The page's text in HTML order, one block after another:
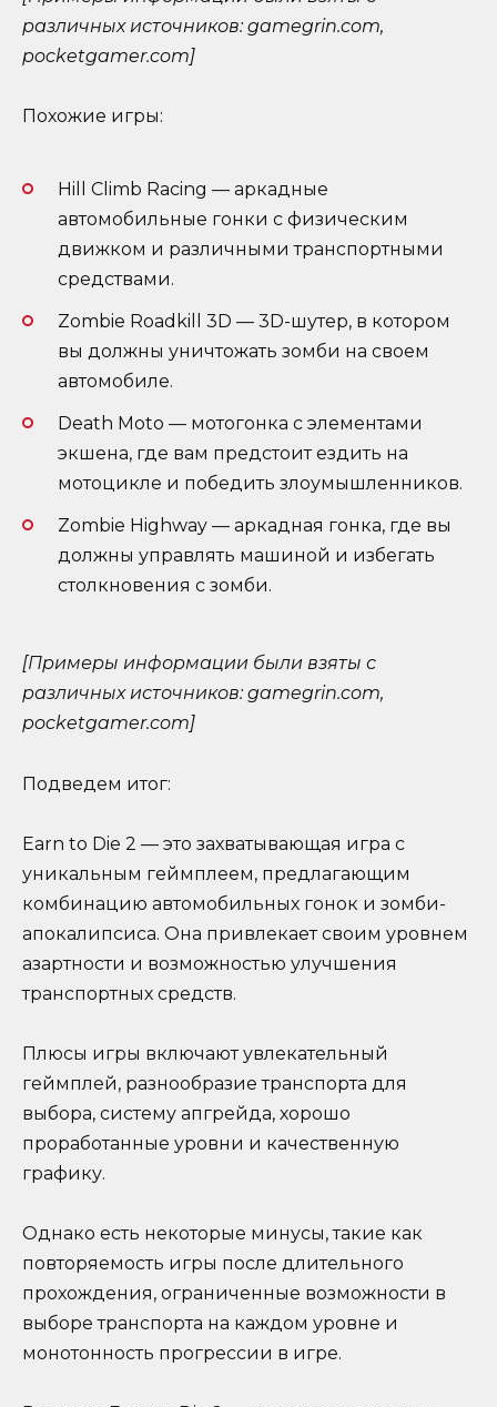
различных источников: gamegrin.com,
pocketgamer.com]
Похожие игры:
Hill Climb Racing — аркадные
автомобильные гонки с физическим
движком и различными транспортными
средствами.
Zombie Roadkill 3D — 3D-шутер, в котором
вы должны уничтожать зомби на своем
автомобиле.
Death Moto — мотогонка с элементами
экшена, где вам предстоит ездить на
мотоцикле и победить злоумышленников.
Zombie Highway — аркадная гонка, где вы
должны управлять машиной и избегать
столкновения с зомби.
[Примеры информации были взяты с
различных источников: gamegrin.com,
pocketgamer.com]
Подведем итог:
Earn to Die 2 — это захватывающая игра с
уникальным геймплеем, предлагающим
комбинацию автомобильных гонок и зомби-
апокалипсиса. Она привлекает своим уровнем
азартности и возможностью улучшения
транспортных средств.
Плюсы игры включают увлекательный
геймплей, разнообразие транспорта для
выбора, систему апгрейда, хорошо
проработанные уровни и качественную
графику.
Однако есть некоторые минусы, такие как
повторяемость игры после длительного
прохождения, ограниченные возможности в
выборе транспорта на каждом уровне и
монотонность прогрессии в игре.